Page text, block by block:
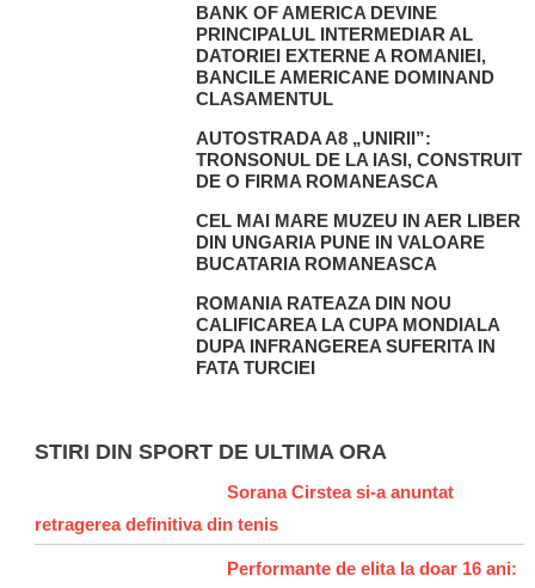
BANK OF AMERICA DEVINE
PRINCIPALUL INTERMEDIAR AL
DATORIEI EXTERNE A ROMANIEI,
BANCILE AMERICANE DOMINAND
CLASAMENTUL
AUTOSTRADA A8 „UNIRII”:
TRONSONUL DE LA IASI, CONSTRUIT
DE O FIRMA ROMANEASCA
CEL MAI MARE MUZEU IN AER LIBER
DIN UNGARIA PUNE IN VALOARE
BUCATARIA ROMANEASCA
ROMANIA RATEAZA DIN NOU
CALIFICAREA LA CUPA MONDIALA
DUPA INFRANGEREA SUFERITA IN
FATA TURCIEI
STIRI DIN SPORT DE ULTIMA ORA
Sorana Cirstea si-a anuntat
retragerea definitiva din tenis
Performante de elita la doar 16 ani: